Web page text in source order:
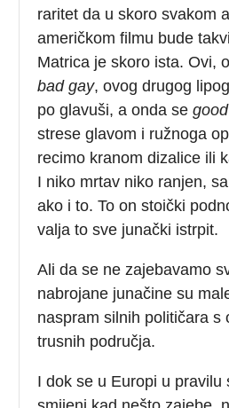
raritet da u skoro svakom
američkom filmu bude
Matrica je skoro ista. Ovi,
bad gay, ovog drugog
po glavuši, a onda se good
strese glavom i ružnoga
recimo kranom dizalice ili
I niko mrtav niko ranjen,
ako i to. To on stoički
valja to sve junački istrpit.
Ali da se ne zajebavamo
nabrojane junačine su
naspram silnih političara s
trusnih područja.
I dok se u Europi u pravilu